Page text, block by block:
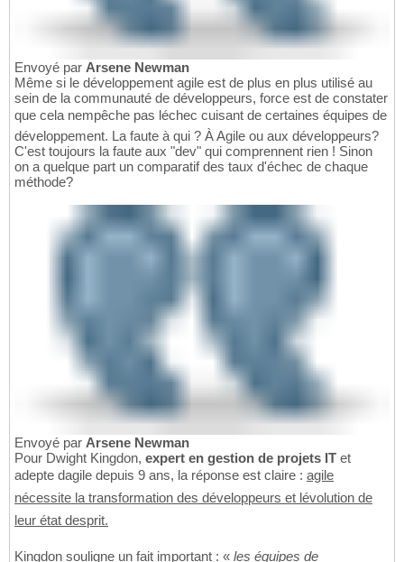
Envoyé par Arsene Newman
Même si le développement agile est de plus en plus utilisé au
sein de la communauté de développeurs, force est de constater
que cela nempêche pas léchec cuisant de certaines équipes de
développement. La faute à qui ? À Agile ou aux développeurs?
C'est toujours la faute aux "dev" qui comprennent rien ! Sinon
on a quelque part un comparatif des taux d'échec de chaque
méthode?
Envoyé par Arsene Newman
Pour Dwight Kingdon, expert en gestion de projets IT et
adepte dagile depuis 9 ans, la réponse est claire : agile
nécessite la transformation des développeurs et lévolution de
leur état desprit.
Kingdon souligne un fait important : « les équipes de